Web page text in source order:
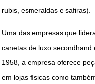
rubis, esmeraldas e safiras).
Uma das empresas que
canetas de luxo secondhand
1958, a empresa oferece
em lojas físicas como